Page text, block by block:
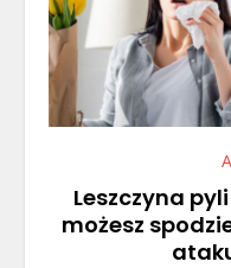
Leszczyna
możesz